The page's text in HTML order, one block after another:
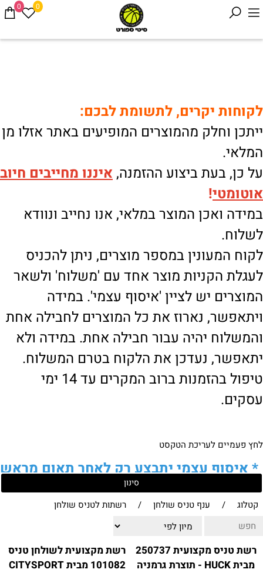
0 0
לקוחות יקרים, לתשומת לבכם:
ייתכן וחלק מהמוצרים המופיעים באתר אזלו מן
המלאי.
על כן, בעת ביצוע ההזמנה, איננו מחייבים חיוב
אוטומטי!
במידה ואכן המוצר במלאי, אנו נחייב ונוודא
לשלוח.
לקוח המעונין במספר מוצרים, ניתן להכניס
לעגלת הקניות מוצר אחד עם 'משלוח' ולשאר
המוצרים יש לציין 'איסוף עצמי'. במידה
ויתאפשר, נארוז את כל המוצרים לחבילה אחת
והמשלוח יהיה עבור חבילה אחת. במידה ולא
יתאפשר, נעדכן את הלקוח בטרם המשלוח.
טיפול בהזמנות ברוב המקרים עד 14 ימי
עסקים.
לחץ פעמיים לעריכת הטקסט
*איסוף עצמי יתבצע רק לאחר תאום מראש
של הלקוח מול נציגנו!
לבירור נוסף ניתן ליצור עמנו קשר:
ווטצאפ הודעות בלבד ):
מענה טלפוני: 04-8411075
,
04-8411010
בין השעות 9:00-17:00
סינון
קטלוג / ענף טניס שולחן / רשתות לטניס שולחן
רשת טניס מקצועית 250737
מבית HUCK - תוצרת גרמניה
רשת מקצועית לשולחן טניס
101082 מבית CITYSPORT